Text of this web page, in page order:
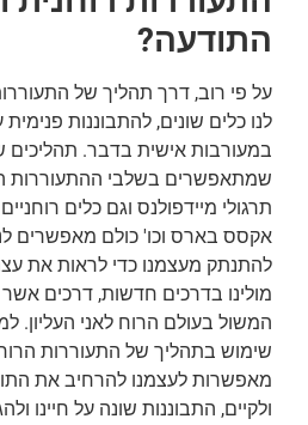
התודעה?
על פי רוב, דרך תהליך של
לנו כלים שונים, להתבוננות
במעורבות אישית בדבר. תהליכים
שמתאפשרים בשלבי ההתעוררות
תרגולי מיידפולנס וגם כלים
אקסס בארס וכו' כולם מאפשרים
להתנתק מעצמנו כדי לראות את
מולינו בדרכים חדשות, דרכים
המשול בעולם הרוח לאני העליון.
שימוש בתהליך של התעוררות
מאפשרות לעצמנו להרחיב את
ולקיים, התבוננות שונה על חיינו